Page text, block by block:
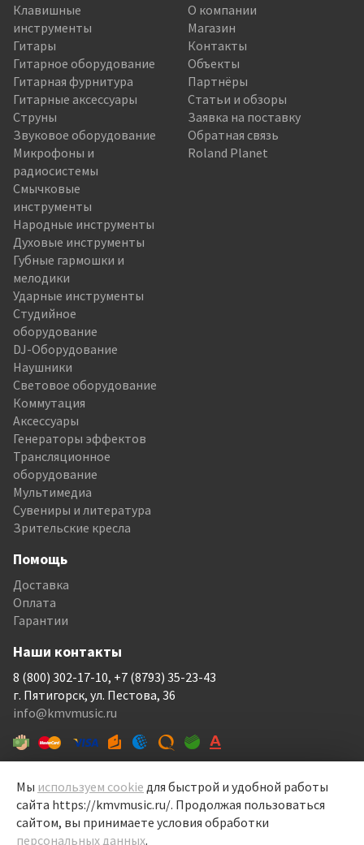
Клавишные
инструменты
Гитары
Гитарное оборудование
Гитарная фурнитура
Гитарные аксессуары
Струны
Звуковое оборудование
Микрофоны и
радиосистемы
Смычковые
инструменты
Народные инструменты
Духовые инструменты
Губные гармошки и
мелодики
Ударные инструменты
Студийное
оборудование
DJ-Оборудование
Наушники
Световое оборудование
Коммутация
Аксессуары
Генераторы эффектов
Трансляционное
оборудование
Мультимедиа
Сувениры и литература
Зрительские кресла
О компании
Магазин
Контакты
Объекты
Партнёры
Статьи и обзоры
Заявка на поставку
Обратная связь
Roland Planet
Помощь
Доставка
Оплата
Гарантии
Наши контакты
8 (800) 302-17-10, +7 (8793) 35-23-43
г. Пятигорск, ул. Пестова, 36
info@kmvmusic.ru
КМВ Мьюзик © 1999-2026
Перелицовка сайта —Рекламный контент, 2022
Мы используем cookie для быстрой и удобной работы
сайта https://kmvmusic.ru/. Продолжая пользоваться
сайтом, вы принимаете условия обработки
персональных данных.